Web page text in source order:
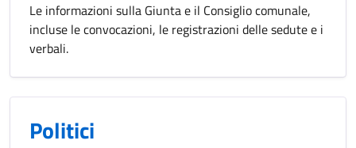
Le informazioni sulla Giunta e il Consiglio comunale,
incluse le convocazioni, le registrazioni delle sedute e i
verbali.
Politici